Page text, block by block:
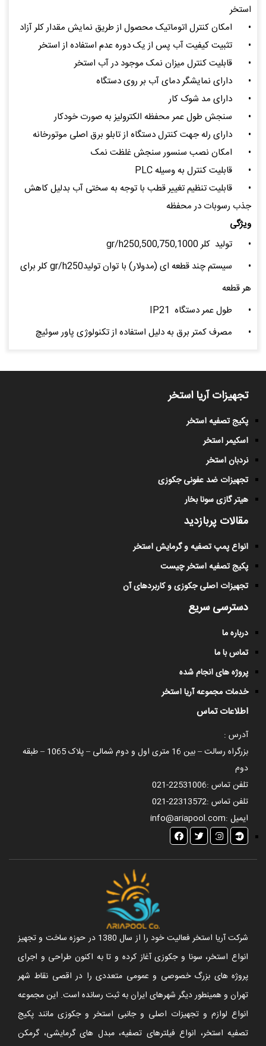
استخر
•
امکان کنترل اتوماتیک محصول از طریق نمایش مقدار کلر آزاد
•
تثبیت کیفیت آب پس از یک دوره عدم استفاده از استخر
•
قابلیت کنترل میزان نمک موجود در آب استخر
•
دارای نمایشگر دمای آب بر روی دستگاه
•
دارای مد شوک کار
•
سنجش طول عمر محفظه الکترولیز به صورت خودکار
•
دارای رله جهت کنترل دستگاه از تابلو برق اصلی موتورخانه
•
امکان نصب سنسور سنجش غلظت نمک
•
قابلیت کنترل به وسیله PLC
•
قابلیت تنظیم تغییر قطب با توجه به سختی آب بدلیل کاهش
جذب رسوبات در محفظه
ویژگی
•
تولید کلر gr/h250,500,750,1000
•
سیستم چند قطعه ای (مدولار) با توان تولیدgr/h250 کلر برای
هر قطعه
•
طول عمر دستگاه IP21
•
مصرف کمتر برق به دلیل استفاده از تکنولوژی پاور سوئیچ
تجهیزات آریا استخر
پکیج تصفیه استخر
اسکیمر استخر
نردبان استخر
تجهیزات ضد عفونی جکوزی
هیتر گازی سونا بخار
مقالات پربازدید
انواع پمپ تصفیه و گرمایش استخر
پکیج تصفیه استخر چیست
تجهیزات اصلی جکوزی و کاربردهای آن
دسترسی سریع
درباره ما
تماس با ما
پروژه های انجام شده
خدمات مجموعه آریا استخر
اطلاعات تماس
آدرس :
بزرگراه رسالت – بین 16 متری اول و دوم شمالی – پلاک 1065 – طبقه
دوم
تلفن تماس :021-22531006
تلفن تماس :021-22313572
ایمیل :info@ariapool.com
شرکت آریا استخر فعالیت خود را از سال 1380 در حوزه ساخت و تجهیز
انواع استخر، سونا و جکوزی آغاز کرده و تا به اکنون طراحی و اجرای
پروژه های بزرگ خصوصی و عمومی متعددی را در اقصی نقاط شهر
تهران و همینطور دیگر شهرهای ایران به ثبت رسانده است. این مجموعه
انواع لوازم و تجهیزات اصلی و جانبی استخر و جکوزی مانند پکیج
تصفیه استخر، انواع فیلترهای تصفیه، مبدل های گرمایشی، گرمکن